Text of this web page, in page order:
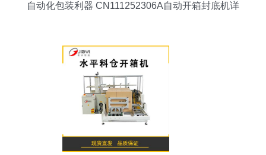
自动化包装利器 CN111252306A自动开箱封底机详